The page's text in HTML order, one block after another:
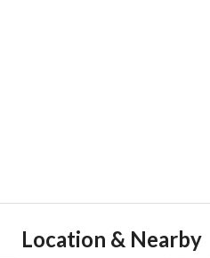
Location & Nearby